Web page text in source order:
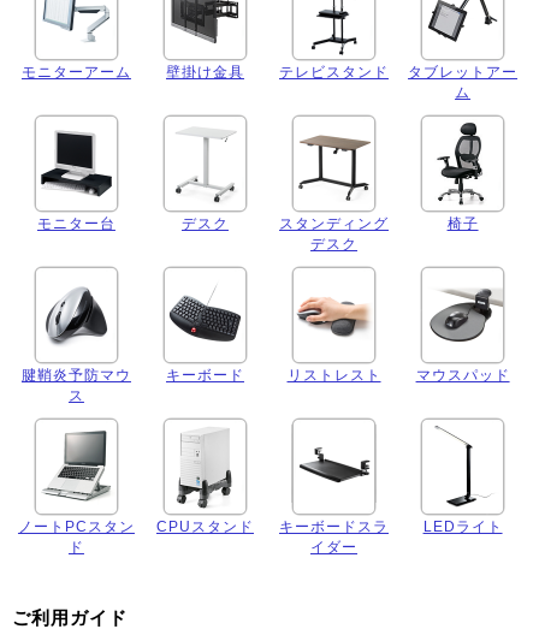
モニターアーム 壁掛け金具 テレビスタンド
タブレットアー
ム
モニター台 デスク
スタンディング
デスク
椅子
腱鞘炎予防マウ
ス
キーボード リストレスト マウスパッド
ノートPCスタン
ド
CPUスタンド
キーボードスラ
イダー
LEDライト
ご利用ガイド